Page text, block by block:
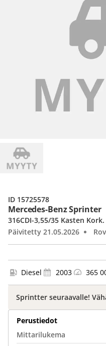
Mercedes-Benz Sprinter
316CDI-3,55/35 Kasten Kork.
Päivitetty 21.05.2026
ID 15725578
Diesel 2003 365
Sprintter seuraavalle!
Perustiedot
Mittarilukema